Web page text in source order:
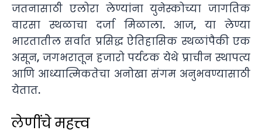
जतनासाठी एलोरा लेण्यांना युनेस्कोच्या जागतिक
वारसा स्थळाचा दर्जा मिळाला. आज, या लेण्या
भारतातील सर्वात प्रसिद्ध ऐतिहासिक स्थळांपैकी एक
असून, जगभरातून हजारो पर्यटक येथे प्राचीन स्थापत्य
आणि आध्यात्मिकतेचा अनोखा संगम अनुभवण्यासाठी
येतात.
लेणींचे महत्त्व